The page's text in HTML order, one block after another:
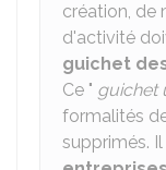
création, de
d'activité
guichet
Ce " guichet
formalités
supprimés.